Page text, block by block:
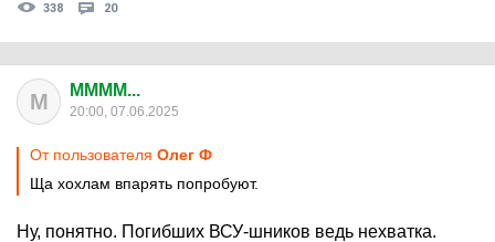
338 20
M MMMM...
20:00, 07.06.2025
От пользователя Олег Ф
Ща хохлам впарять попробуют.
Ну, понятно. Погибших ВСУ-шников ведь нехватка.